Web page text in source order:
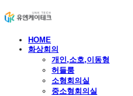
HOME
화상회의
개인,소호,이동형
허들룸
소형회의실
중소형회의실